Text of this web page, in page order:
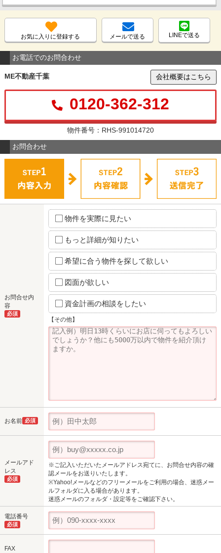
お気に入りに登録する メールで送る LINEで送る
お電話でのお問合わせ
ME不動産千葉 会社概要はこちら
0120-362-312
物件番号：RHS-991014720
お問合わせ
お問合せ内
容
必須
物件を実際に見たい
もっと詳細が知りたい
希望に合う物件を探して欲しい
図面が欲しい
資金計画の相談をしたい
【その他】
お名前 必須
メールアド
レス
必須
※ご記入いただいたメールアドレス宛てに、お問合せ内容の確
認メールをお送りいたします。
※Yahoo!メールなどのフリーメールをご利用の場合、迷惑メー
ルフォルダに入る場合があります。
迷惑メールのフォルダ・設定等をご確認下さい。
電話番号
必須
FAX